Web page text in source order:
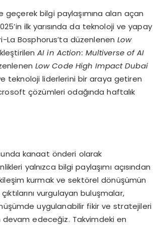
bilgi paylaşımına alan açan
ilk yarısında da teknoloji ve yapay
La Bosphorus’ta düzenlenenLow
AI in Action: Multiverse of AI
Low Code High Impact Dubai
ve teknoloji liderlerini bir araya getiren
çözümleri odağında haftalık
kanaat önderi olarak
yalnızca bilgi paylaşımı açısından
kurmak ve sektörel dönüşümün
vurgulayan buluşmalar,
uygulanabilir fikir ve stratejileri
devam edeceğiz. Takvimdeki en